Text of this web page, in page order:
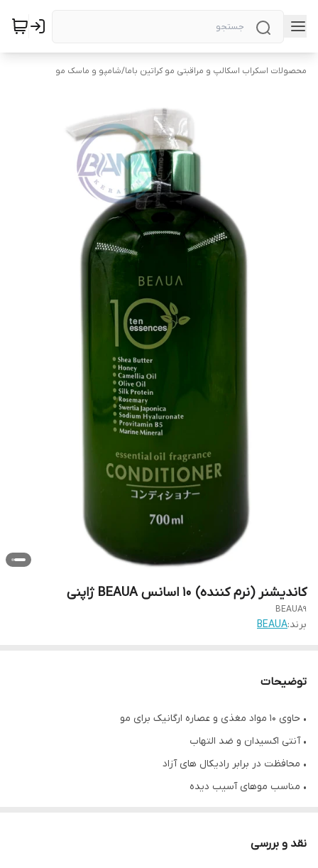
محصولات اسکراب اسکالپ و مراقبتی مو کراتین باما/شامپو و ماسک مو
کاندیشنر (نرم کننده) ۱۰ اسانس BEAUA ژاپنی
BEAUA9
برند:BEAUA
توضیحات
• حاوی ۱۰ مواد مغذی و عصاره ارگانیک برای مو
• آنتی اکسیدان و ضد التهاب
• محافظت در برابر رادیکال های آزاد
• مناسب موهای آسیب دیده
• کاملا گیاهی و طبیعی
نقد و بررسی